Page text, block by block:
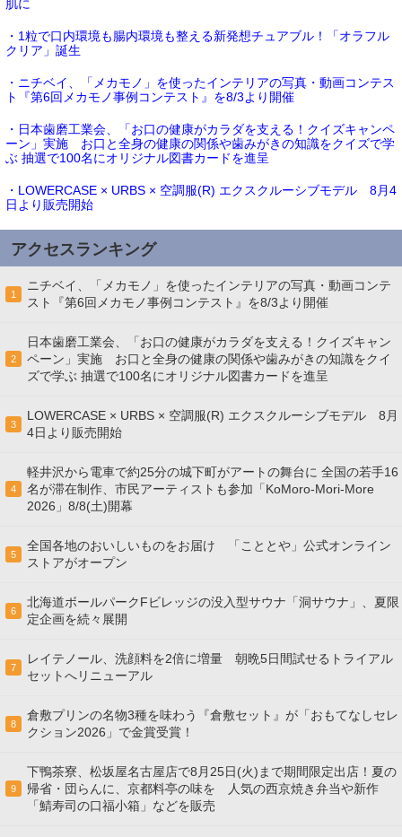
肌に
・1粒で口内環境も腸内環境も整える新発想チュアブル！「オラフル
クリア」誕生
・ニチベイ、「メカモノ」を使ったインテリアの写真・動画コンテス
ト『第6回メカモノ事例コンテスト』を8/3より開催
・日本歯磨工業会、「お口の健康がカラダを支える！クイズキャンペ
ーン」実施 お口と全身の健康の関係や歯みがきの知識をクイズで学
ぶ 抽選で100名にオリジナル図書カードを進呈
・LOWERCASE × URBS × 空調服(R) エクスクルーシブモデル 8月4
日より販売開始
アクセスランキング
1
ニチベイ、「メカモノ」を使ったインテリアの写真・動画コンテ
スト『第6回メカモノ事例コンテスト』を8/3より開催
2
日本歯磨工業会、「お口の健康がカラダを支える！クイズキャン
ペーン」実施 お口と全身の健康の関係や歯みがきの知識をクイ
ズで学ぶ 抽選で100名にオリジナル図書カードを進呈
3
LOWERCASE × URBS × 空調服(R) エクスクルーシブモデル 8月
4日より販売開始
4
軽井沢から電車で約25分の城下町がアートの舞台に 全国の若手16
名が滞在制作、市民アーティストも参加「KoMoro-Mori-More
2026」8/8(土)開幕
5
全国各地のおいしいものをお届け 「こととや」公式オンライン
ストアがオープン
6
北海道ボールパークFビレッジの没入型サウナ「洞サウナ」、夏限
定企画を続々展開
7
レイテノール、洗顔料を2倍に増量 朝晩5日間試せるトライアル
セットへリニューアル
8
倉敷プリンの名物3種を味わう『倉敷セット』が「おもてなしセレ
クション2026」で金賞受賞！
9
下鴨茶寮、松坂屋名古屋店で8月25日(火)まで期間限定出店！夏の
帰省・団らんに、京都料亭の味を 人気の西京焼き弁当や新作
「鯖寿司の口福小箱」などを販売